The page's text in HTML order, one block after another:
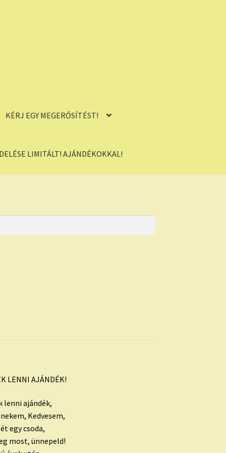
KÉRJ EGY MEGERŐSÍTÉST!
LIMITÁLT! AJÁNDÉKOKKAL!
LENNI AJÁNDÉK!
lenni ajándék,
Kedvesem,
egy csoda,
most, ünnepeld!